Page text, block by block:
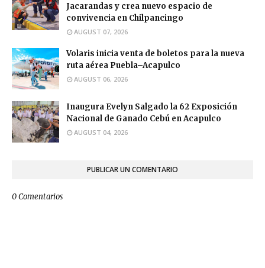
Jacarandas y crea nuevo espacio de
convivencia en Chilpancingo
AUGUST 07, 2026
Volaris inicia venta de boletos para la nueva
ruta aérea Puebla–Acapulco
AUGUST 06, 2026
Inaugura Evelyn Salgado la 62 Exposición
Nacional de Ganado Cebú en Acapulco
AUGUST 04, 2026
PUBLICAR UN COMENTARIO
0 Comentarios